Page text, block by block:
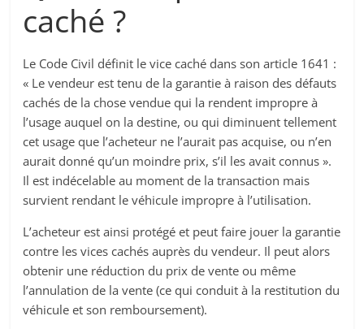
caché ?
Le Code Civil définit le vice caché dans son article 1641 :
« Le vendeur est tenu de la garantie à raison des défauts
cachés de la chose vendue qui la rendent impropre à
l’usage auquel on la destine, ou qui diminuent tellement
cet usage que l’acheteur ne l’aurait pas acquise, ou n’en
aurait donné qu’un moindre prix, s’il les avait connus ».
Il est indécelable au moment de la transaction mais
survient rendant le véhicule impropre à l’utilisation.
L’acheteur est ainsi protégé et peut faire jouer la garantie
contre les vices cachés auprès du vendeur. Il peut alors
obtenir une réduction du prix de vente ou même
l’annulation de la vente (ce qui conduit à la restitution du
véhicule et son remboursement).